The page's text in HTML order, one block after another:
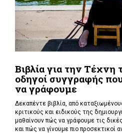
Βιβλία για την Τέχνη
οδηγοί συγγραφής
να γράφουμε
Δεκαπέντε βιβλία, από
κριτικούς και ειδικούς της
μαθαίνουν πώς να γράφουμε τις
και πώς να γίνουμε πιο προσεκτικοί